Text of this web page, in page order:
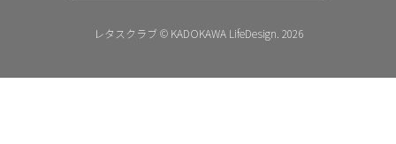
レタスクラブ © KADOKAWA LifeDesign. 2026